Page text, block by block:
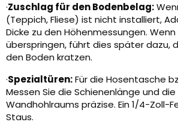
·Zuschlag für den Bodenbelag:
(Teppich, Fliese) ist nicht installiert,
Dicke zu den Höhenmessungen. Wenn
überspringen, führt dies später dazu,
den Boden kratzen.
·Spezialtüren:Für die Hosentasche
Messen Sie die Schienenlänge und
Wandhohlraums präzise. Ein 1/4-Zoll-
Staus.